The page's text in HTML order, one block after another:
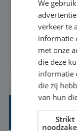
Met jouw
achtergrond
volgende
wereld over
wensen van
reiswereld
klanten te
boeken! ...
BEKIJK
We
verkeer te
informatie
met onze
die deze
informatie
die zij
van hun
Strikt